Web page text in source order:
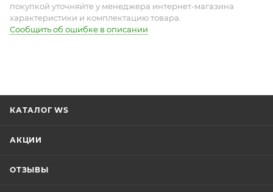
покупкой уточняйте у менеджера интернет-магазина
характеристики и комплектацию товара.
Сообщить об ошибке в описании
КАТАЛОГ WS
АКЦИИ
ОТЗЫВЫ